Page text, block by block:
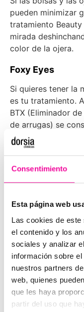
Consentimiento
Esta página web
Las cookies de
el contenido y los
sociales y analizar
información sobre
nuestros partners
web, quienes
que les haya
partir del uso que
pueden minimizar
tratamiento
mirada
color de la ojera.
Foxy Eyes
Si quieres tener la
es tu tratamiento.
BTX (Eliminador
de arrugas) se
la cola de la ceja.
atractiva con efecto
Blefaroplastia
demandadas tras
consigue eliminar
rejuveneciendo la
expresión.